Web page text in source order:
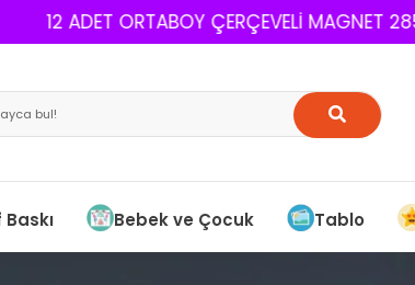
12 ADET ORTABOY ÇERÇEVELİ MAGNET 285TL
Bebek ve Çocuk Tablo